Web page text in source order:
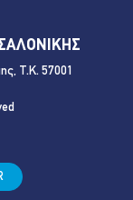
Τ.Κ. 57001